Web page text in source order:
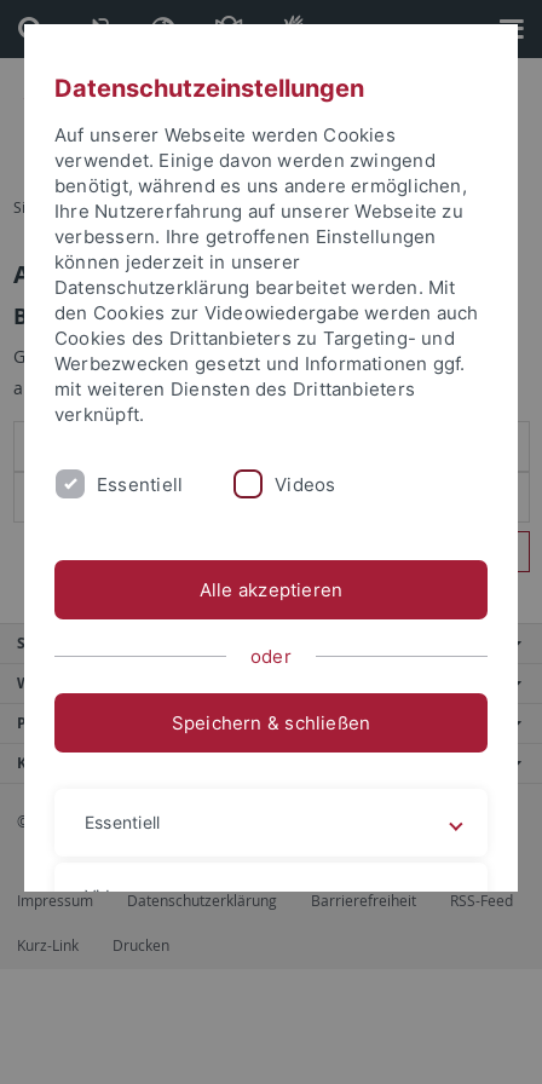
Direkt
zum
Inhalt
Direkt
zur
Fußleiste
Sie sind hier: Startseite
Anmelden
Benutzeranmeldung
Geben Sie Ihren Benutzernamen und Ihr Passwort an um sich
anzumelden:
Service
Weitere Angebote
Portale
Kontaktinfo
© 2026 Eberhard Karls Universität Tübingen, Tübingen
Impressum Datenschutzerklärung Barrierefreiheit RSS-Feed
Kurz-Link Drucken
Datenschutzeinstellungen
Auf unserer Webseite werden Cookies
verwendet. Einige davon werden zwingend
benötigt, während es uns andere ermöglichen,
Ihre Nutzererfahrung auf unserer Webseite zu
verbessern. Ihre getroffenen Einstellungen
können jederzeit in unserer
Datenschutzerklärung bearbeitet werden. Mit
den Cookies zur Videowiedergabe werden auch
Cookies des Drittanbieters zu Targeting- und
Werbezwecken gesetzt und Informationen ggf.
mit weiteren Diensten des Drittanbieters
verknüpft.
Essentiell Videos
Alle akzeptieren
oder
Speichern & schließen
Essentiell
Videos